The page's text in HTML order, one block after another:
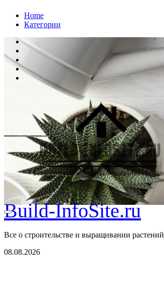
ПерейтиHome
Категории
Build-InfoSite.ru
Все о строительстве и выращивании растений
08.08.2026